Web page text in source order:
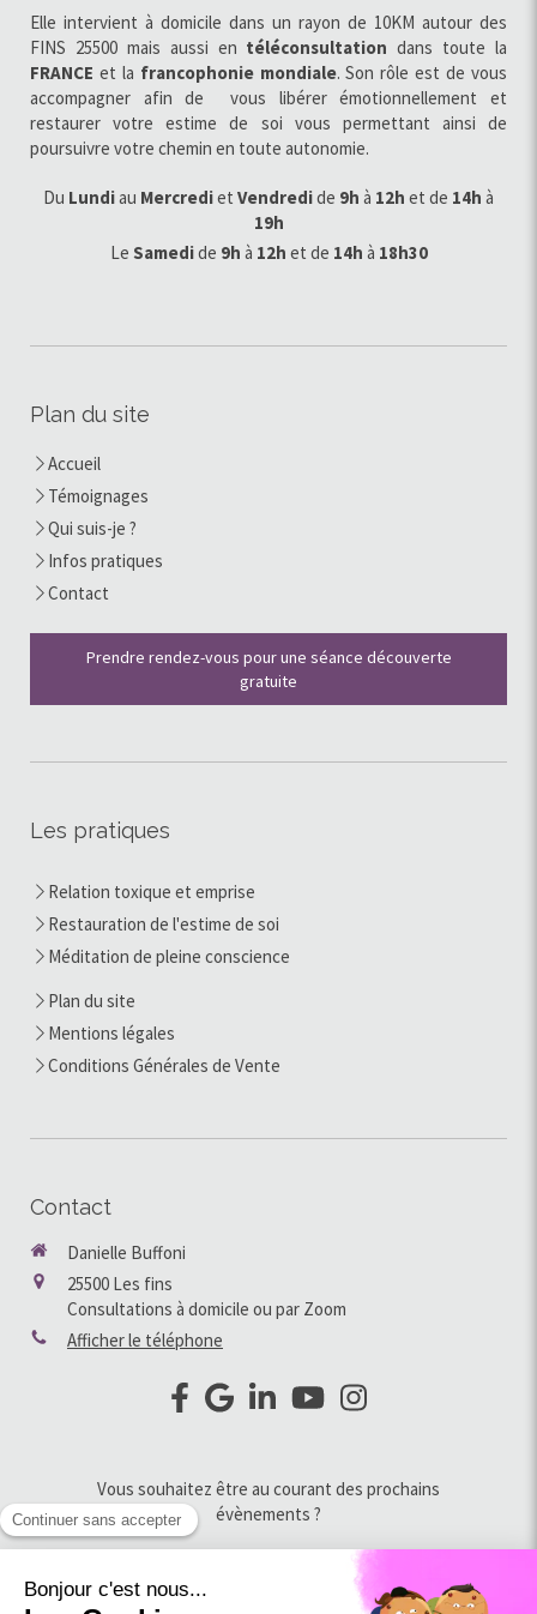
Elle intervient à domicile dans un rayon de 10KM autour des
FINS 25500 mais aussi en téléconsultation dans toute la
FRANCE et la francophonie mondiale. Son rôle est de vous
accompagner afin de vous libérer émotionnellement et
restaurer votre estime de soi vous permettant ainsi de
poursuivre votre chemin en toute autonomie.
Du Lundiau Mercrediet Vendredide 9h à 12h et de 14h à
19h
Le Samedide 9h à 12h et de 14h à 18h30
Plan du site
Accueil
Témoignages
Qui suis-je ?
Infos pratiques
Contact
Prendre rendez-vous pour une séance découverte
gratuite
Les pratiques
Relation toxique et emprise
Restauration de l'estime de soi
Méditation de pleine conscience
Plan du site
Mentions légales
Conditions Générales de Vente
Contact
Danielle Buffoni
25500 Les fins
Consultations à domicile ou par Zoom
Afficher le téléphone
Vous souhaitez être au courant des prochains
évènements ?
Abonnez vous à la newsletter